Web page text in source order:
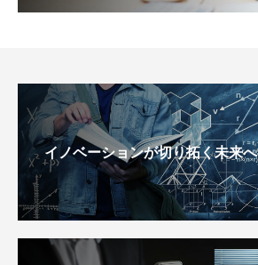
イノベーションが切り拓く未来へ